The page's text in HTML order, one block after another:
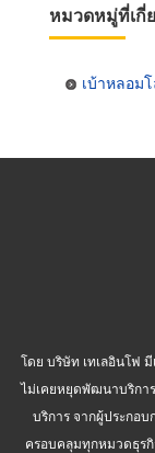
หมวดหมู่ที่เกี่
เบ้าหลอม
โดย บริษัท เทเลอินโฟ
ไม่เคยหยุดพัฒนาบริกา
บริการ จากผู้ประกอ
ครอบคลุมทุกหมวดธุร